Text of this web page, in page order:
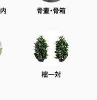
骨壷・骨箱
樒一対